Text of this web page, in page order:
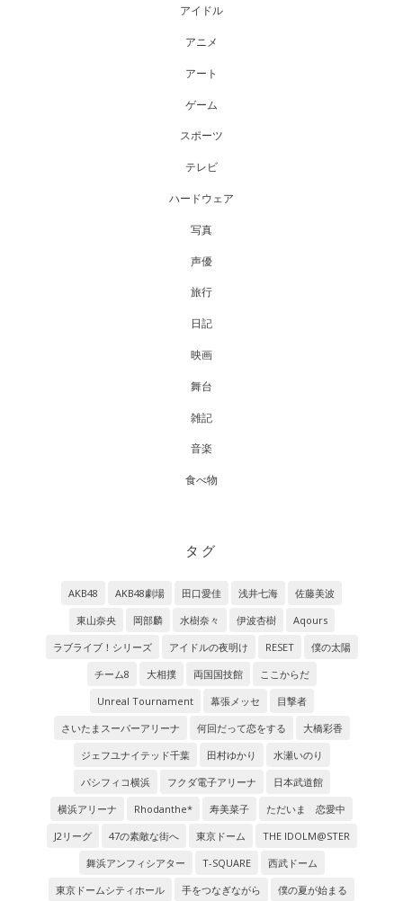
アイドル
アニメ
アート
ゲーム
スポーツ
テレビ
ハードウェア
写真
声優
旅行
日記
映画
舞台
雑記
音楽
食べ物
タグ
AKB48 AKB48劇場 田口愛佳 浅井七海
佐藤美波
東山奈央
岡部麟 水樹奈々 伊波杏樹
Aqours
ラブライブ！シリーズ
アイドルの夜明け RESET
僕の太陽
チーム8
大相撲 両国国技館
ここからだ
Unreal Tournament
幕張メッセ
目撃者
さいたまスーパーアリーナ
何回だって恋をする
大橋彩香
ジェフユナイテッド千葉
田村ゆかり
水瀬いのり
パシフィコ横浜
フクダ電子アリーナ
日本武道館
横浜アリーナ
Rhodanthe* 寿美菜子
ただいま 恋愛中
J2リーグ
47の素敵な街へ 東京ドーム
THE IDOLM@STER
舞浜アンフィシアター
T-SQUARE
西武ドーム
東京ドームシティホール
手をつなぎながら
僕の夏が始まる